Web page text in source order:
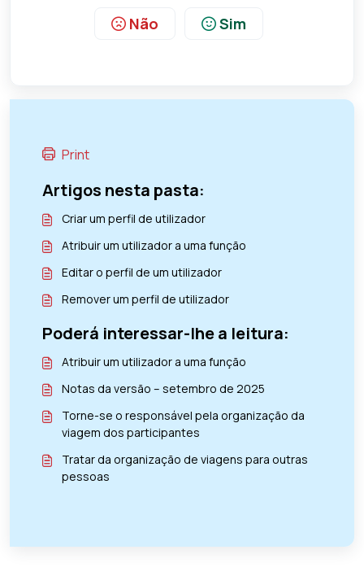
Não Sim
Print
Artigos nesta pasta:
Criar um perfil de utilizador
Atribuir um utilizador a uma função
Editar o perfil de um utilizador
Remover um perfil de utilizador
Poderá interessar-lhe a leitura:
Atribuir um utilizador a uma função
Notas da versão – setembro de 2025
Torne-se o responsável pela organização da
viagem dos participantes
Tratar da organização de viagens para outras
pessoas